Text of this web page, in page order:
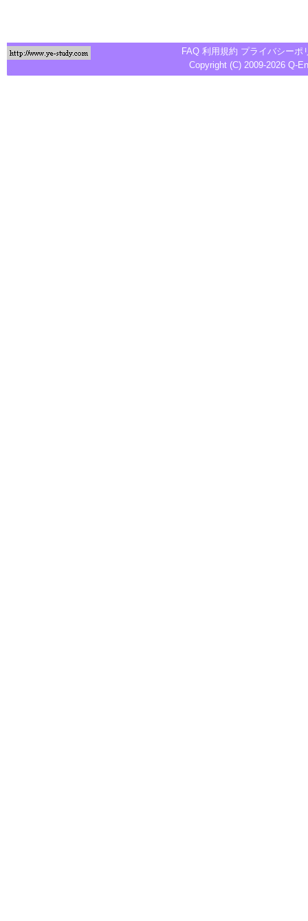
FAQ 利用規約 プライバシーポ
Copyright (C) 2009-2026 Q-